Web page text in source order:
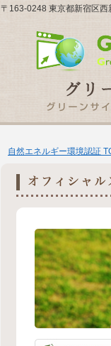
〒163-0248 東京都新宿区
自然エネルギー環境認証